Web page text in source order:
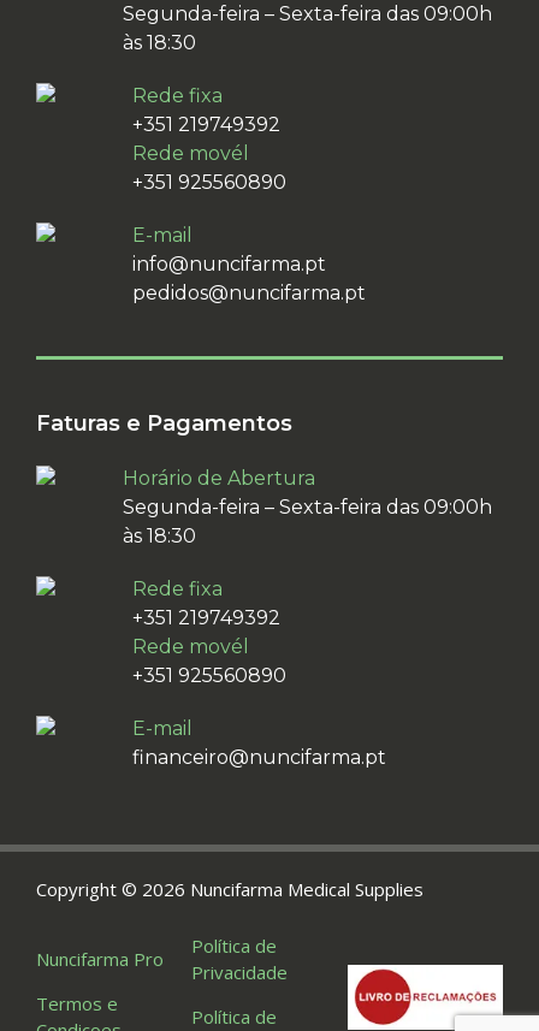
Segunda-feira – Sexta-feira das 09:00h
às 18:30
Rede fixa
+351 219749392
Rede movél
+351 925560890
E-mail
info@nuncifarma.pt
pedidos@nuncifarma.pt
Faturas e Pagamentos
Horário de Abertura
Segunda-feira – Sexta-feira das 09:00h
às 18:30
Rede fixa
+351 219749392
Rede movél
+351 925560890
E-mail
financeiro@nuncifarma.pt
Nuncifarma Pro
Termos e
Política de
Privacidade
Política de
Copyright © 2026 Nuncifarma Medical Supplies